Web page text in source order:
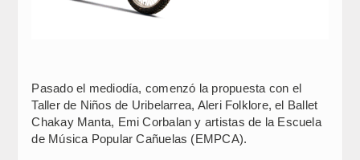
Pasado el mediodía, comenzó la propuesta con el
Taller de Niños de Uribelarrea, Aleri Folklore, el Ballet
Chakay Manta, Emi Corbalan y artistas de la Escuela
de Música Popular Cañuelas (EMPCA).